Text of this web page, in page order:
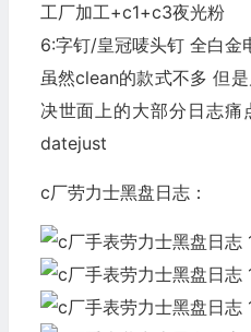
工厂加工+c1+c3夜光粉
6:字钉/皇冠唛头钉 全白金
虽然clean的款式不多 但
决世面上的大部分日志
datejust
c厂劳力士黑盘日志：